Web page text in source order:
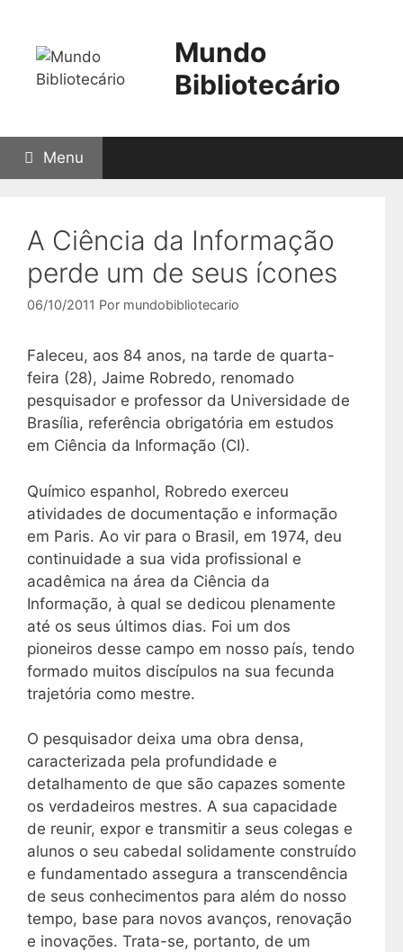
conteúdo
Mundo
Bibliotecário
Menu
A Ciência da Informação
perde um de seus ícones
06/10/2011 Por mundobibliotecario
Faleceu, aos 84 anos, na tarde de quarta-
feira (28), Jaime Robredo, renomado
pesquisador e professor da Universidade de
Brasília, referência obrigatória em estudos
em Ciência da Informação (CI).
Químico espanhol, Robredo exerceu
atividades de documentação e informação
em Paris. Ao vir para o Brasil, em 1974, deu
continuidade a sua vida profissional e
acadêmica na área da Ciência da
Informação, à qual se dedicou plenamente
até os seus últimos dias. Foi um dos
pioneiros desse campo em nosso país, tendo
formado muitos discípulos na sua fecunda
trajetória como mestre.
O pesquisador deixa uma obra densa,
caracterizada pela profundidade e
detalhamento de que são capazes somente
os verdadeiros mestres. A sua capacidade
de reunir, expor e transmitir a seus colegas e
alunos o seu cabedal solidamente construído
e fundamentado assegura a transcendência
de seus conhecimentos para além do nosso
tempo, base para novos avanços, renovação
e inovações. Trata-se, portanto, de um